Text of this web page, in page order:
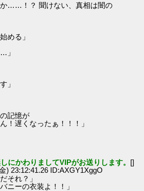
か……！？ 聞けない、真相は闇の
める」
」
」
記憶が
！遅くなったぁ！！！」
にかわりましてVIPがお送りします。 []
) 23:12:41.26 ID:AXGY1XggO
それ？」
ニーの衣装よ！！」